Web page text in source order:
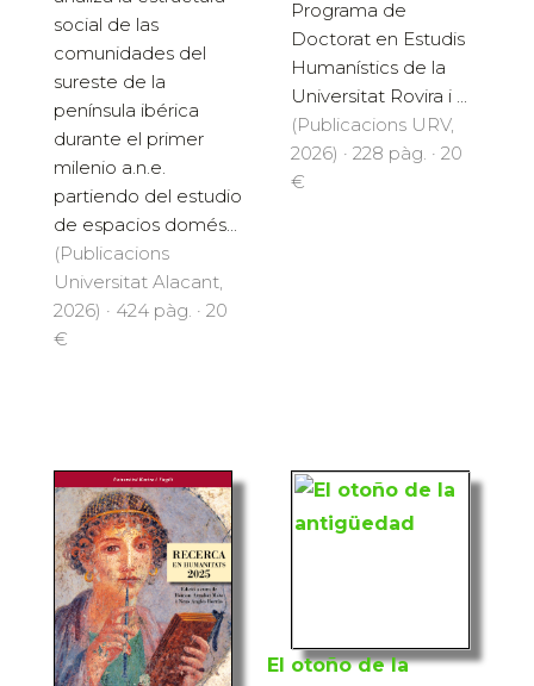
social de las
comunidades del
sureste de la
península ibérica
durante el primer
milenio a.n.e.
partiendo del estudio
de espacios domés...
(Publicacions
Universitat Alacant,
2026) · 424 pàg. · 20
€
Programa de
Doctorat en Estudis
Humanístics de la
Universitat Rovira i ...
(Publicacions URV,
2026) · 228 pàg. · 20
€
El otoño de la